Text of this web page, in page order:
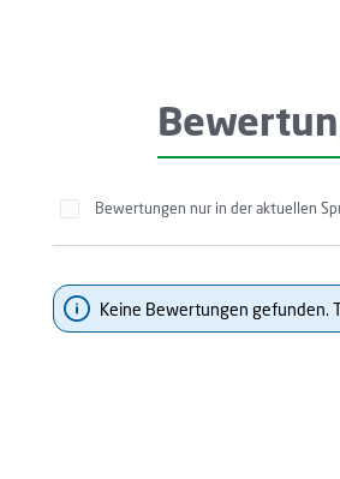
Bewertungen nur in der aktuellen
Keine Bewertungen gefunden.